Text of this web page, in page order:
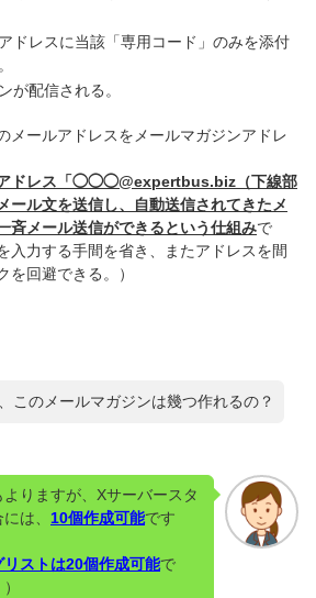
ドレスに当該「専用コード」のみを添付
が配信される。
メールアドレスをメールマガジンアドレ
アドレス「◯◯◯@expertbus.biz（下線部
ール文を送信し、自動送信されてきたメ
斉メール送信ができるという仕組みで
入力する手間を省き、またアドレスを間
を回避できる。）
このメールマガジンは幾つ作れるの？
りますが、Xサーバースタ
は、 10個作成可能です
リストは20個作成可能で
）